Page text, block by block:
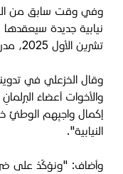
وفي وقت سابق من
نيابية جديدة سيعقدها
تشرين الأول 2025، مدرجاً 11 مشروع قانون للمداولة والتصويت.
وقال الخزعلي في
والأخوات أعضاءَ
إكمال واجبِهم الوطنيِّ
النيابية".
وأضاف: "ونؤكّدُ على